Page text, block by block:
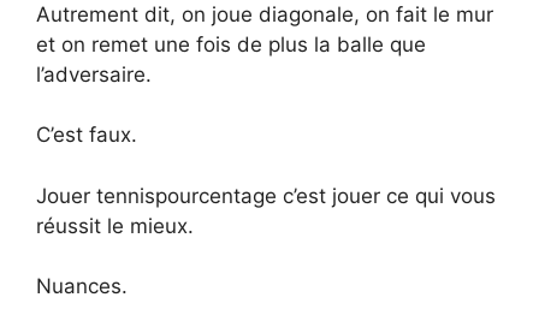
Autrement dit, on joue diagonale, on fait le mur
et on remet une fois de plus la balle que
l’adversaire.
C’est faux.
Jouer tennispourcentage c’est jouer ce qui vous
réussit le mieux.
Nuances.